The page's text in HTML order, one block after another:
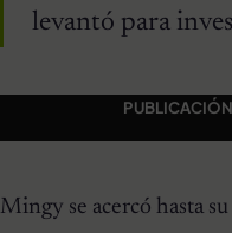
levantó para
Mingy se acercó hasta